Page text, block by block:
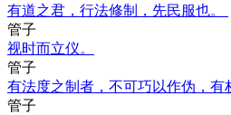
有道之君，行法修制，先民服也。
管子
视时而立仪。
管子
有法度之制者，不可巧以作伪，有
管子